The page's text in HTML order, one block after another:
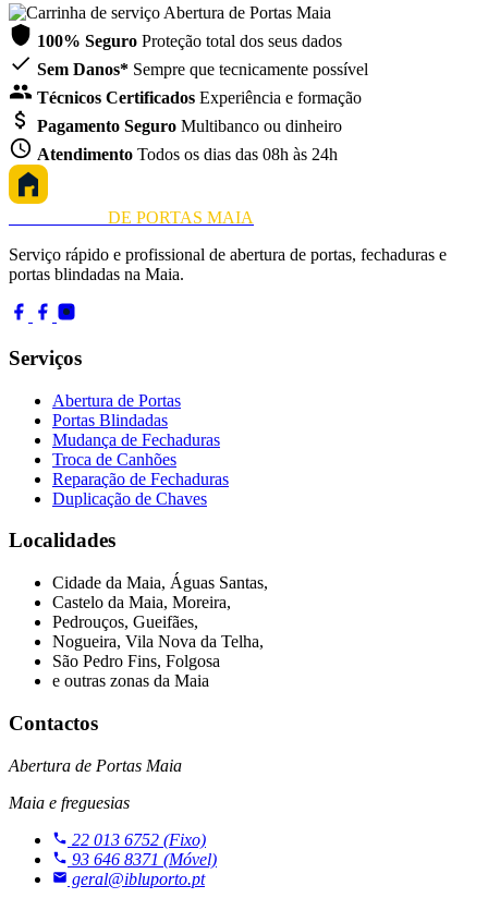
100% Seguro Proteção total dos seus dados
Sem Danos* Sempre que tecnicamente possível
Técnicos Certificados Experiência e formação
Pagamento Seguro Multibanco ou dinheiro
Atendimento Todos os dias das 08h às 24h
DE PORTAS MAIA
Serviço rápido e profissional de abertura de portas, fechaduras e
portas blindadas na Maia.
Serviços
Abertura de Portas
Portas Blindadas
Mudança de Fechaduras
Troca de Canhões
Reparação de Fechaduras
Duplicação de Chaves
Localidades
Cidade da Maia, Águas Santas,
Castelo da Maia, Moreira,
Pedrouços, Gueifães,
Nogueira, Vila Nova da Telha,
São Pedro Fins, Folgosa
e outras zonas da Maia
Contactos
Abertura de Portas Maia
Maia e freguesias
22 013 6752 (Fixo)
93 646 8371 (Móvel)
geral@ibluporto.pt